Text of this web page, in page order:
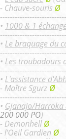
- Chauve-souris Ø
• 1000 & 1
• Le braquage du
• Les troubadours
• L'assistance
- Maître Sgurz Ø
• Gjanajo/Harroka
200 000 PO)
- Demonhell Ø
- l'Oeil Gardien Ø